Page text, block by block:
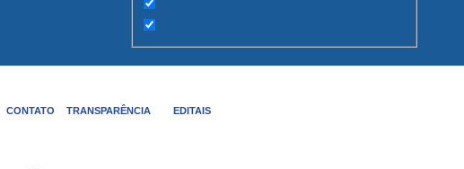
CONTATO TRANSPARÊNCIA EDITAIS